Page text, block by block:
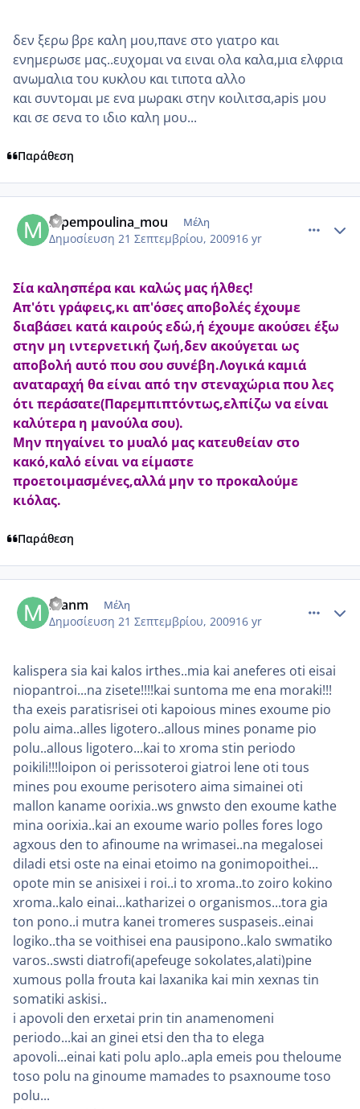
δεν ξερω βρε καλη μου,πανε στο γιατρο και
ενημερωσε μας..ευχομαι να ειναι ολα καλα,μια ελφρια
ανωμαλια του κυκλου και τιποτα αλλο
και συντομαι με ενα μωρακι στην κοιλιτσα,apis μου
και σε σενα το ιδιο καλη μου...
Παράθεση
Mpempoulina_mou Μέλη
Δημοσίευση 21 Σεπτεμβρίου, 200916 yr
Σία καλησπέρα και καλώς μας ήλθες!
Απ'ότι γράφεις,κι απ'όσες αποβολές έχουμε
διαβάσει κατά καιρούς εδώ,ή έχουμε ακούσει έξω
στην μη ιντερνετική ζωή,δεν ακούγεται ως
αποβολή αυτό που σου συνέβη.Λογικά καμιά
αναταραχή θα είναι από την στεναχώρια που λες
ότι περάσατε(Παρεμπιπτόντως,ελπίζω να είναι
καλύτερα η μανούλα σου).
Μην πηγαίνει το μυαλό μας κατευθείαν στο
κακό,καλό είναι να είμαστε
προετοιμασμένες,αλλά μην το προκαλούμε
κιόλας.
Παράθεση
manm Μέλη
Δημοσίευση 21 Σεπτεμβρίου, 200916 yr
kalispera sia kai kalos irthes..mia kai aneferes oti eisai
niopantroi...na zisete!!!!kai suntoma me ena moraki!!!
tha exeis paratisrisei oti kapoious mines exoume pio
polu aima..alles ligotero..allous mines poname pio
polu..allous ligotero...kai to xroma stin periodo
poikili!!!loipon oi perissoteroi giatroi lene oti tous
mines pou exoume perisotero aima simainei oti
mallon kaname oorixia..ws gnwsto den exoume kathe
mina oorixia..kai an exoume wario polles fores logo
agxous den to afinoume na wrimasei..na megalosei
diladi etsi oste na einai etoimo na gonimopoithei...
opote min se anisixei i roi..i to xroma..to zoiro kokino
xroma..kalo einai...katharizei o organismos...tora gia
ton pono..i mutra kanei tromeres suspaseis..einai
logiko..tha se voithisei ena pausipono..kalo swmatiko
varos..swsti diatrofi(apefeuge sokolates,alati)pine
xumous polla frouta kai laxanika kai min xexnas tin
somatiki askisi..
i apovoli den erxetai prin tin anamenomeni
periodo...kai an ginei etsi den tha to elega
apovoli...einai kati polu aplo..apla emeis pou theloume
toso polu na ginoume mamades to psaxnoume toso
polu...